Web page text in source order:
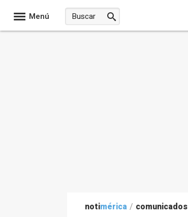
Menú
notimérica / comunicados